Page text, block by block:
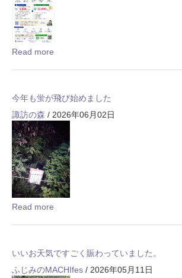
Read more
今年も蛍が飛び始めました
諏訪の森 / 2026年06月02日
Read more
いいお天気ですごく賑わっていました。
ふじみのMACHIfes / 2026年05月11日